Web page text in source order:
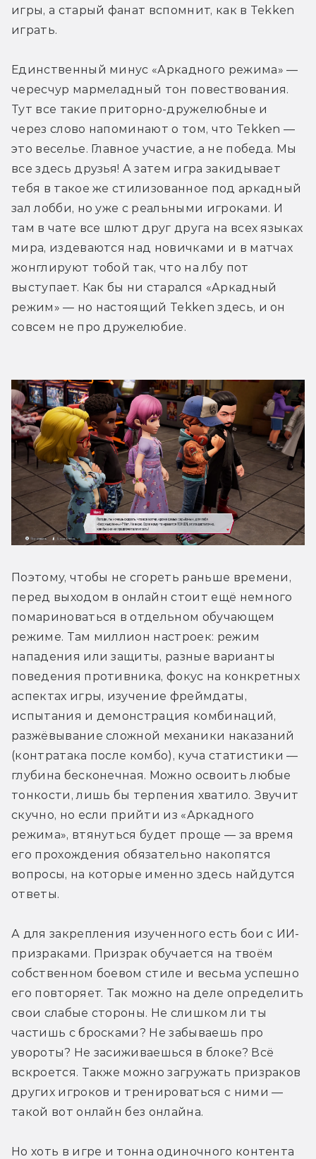
игры, а старый фанат вспомнит, как в Tekken
играть.
Единственный минус «Аркадного режима» —
чересчур мармеладный тон повествования.
Тут все такие приторно-дружелюбные и
через слово напоминают о том, что Tekken —
это веселье. Главное участие, а не победа. Мы
все здесь друзья! А затем игра закидывает
тебя в такое же стилизованное под аркадный
зал лобби, но уже с реальными игроками. И
там в чате все шлют друг друга на всех языках
мира, издеваются над новичками и в матчах
жонглируют тобой так, что на лбу пот
выступает. Как бы ни старался «Аркадный
режим» — но настоящий Tekken здесь, и он
совсем не про дружелюбие.
Поэтому, чтобы не сгореть раньше времени,
перед выходом в онлайн стоит ещё немного
помариноваться в отдельном обучающем
режиме. Там миллион настроек: режим
нападения или защиты, разные варианты
поведения противника, фокус на конкретных
аспектах игры, изучение фреймдаты,
испытания и демонстрация комбинаций,
разжёвывание сложной механики наказаний
(контратака после комбо), куча статистики —
глубина бесконечная. Можно освоить любые
тонкости, лишь бы терпения хватило. Звучит
скучно, но если прийти из «Аркадного
режима», втянуться будет проще — за время
его прохождения обязательно накопятся
вопросы, на которые именно здесь найдутся
ответы.
А для закрепления изученного есть бои с ИИ-
призраками. Призрак обучается на твоём
собственном боевом стиле и весьма успешно
его повторяет. Так можно на деле определить
свои слабые стороны. Не слишком ли ты
частишь с бросками? Не забываешь про
увороты? Не засиживаешься в блоке? Всё
вскроется. Также можно загружать призраков
других игроков и тренироваться с ними —
такой вот онлайн без онлайна.
Но хоть в игре и тонна одиночного контента